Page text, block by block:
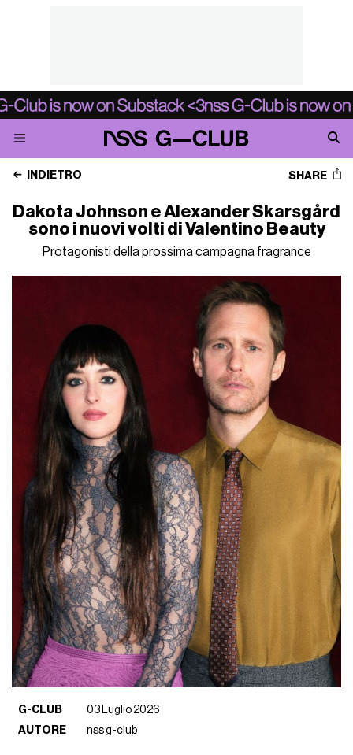
INDIETRO SHARE
Dakota Johnson e Alexander Skarsgård
sono i nuovi volti di Valentino Beauty
Protagonisti della prossima campagna fragrance
G-CLUB
03 Luglio 2026
AUTORE
nss g-club